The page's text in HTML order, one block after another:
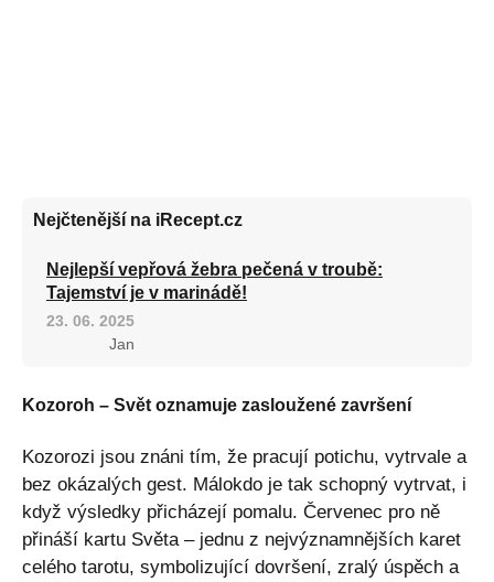
Nejčtenější na iRecept.cz
Nejlepší vepřová žebra pečená v troubě:
Tajemství je v marinádě!
23. 06. 2025
Jan
Kozoroh – Svět oznamuje zasloužené završení
Kozorozi jsou znáni tím, že pracují potichu, vytrvale a
bez okázalých gest. Málokdo je tak schopný vytrvat, i
když výsledky přicházejí pomalu. Červenec pro ně
přináší kartu Světa – jednu z nejvýznamnějších karet
celého tarotu, symbolizující dovršení, zralý úspěch a